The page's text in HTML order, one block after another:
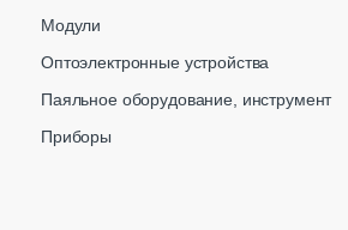
Модули
Оптоэлектронные устройства
Паяльное оборудование, инструмент
Приборы